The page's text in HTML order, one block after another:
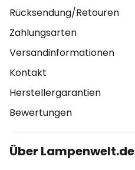
Rücksendung/Retouren
Zahlungsarten
Versandinformationen
Kontakt
Herstellergarantien
Bewertungen
Über Lampenwelt.de